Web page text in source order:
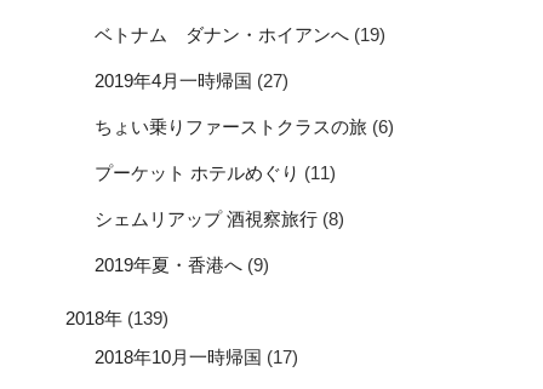
ベトナム ダナン・ホイアンへ (19)
2019年4月一時帰国 (27)
ちょい乗りファーストクラスの旅 (6)
プーケット ホテルめぐり (11)
シェムリアップ 酒視察旅行 (8)
2019年夏・香港へ (9)
2018年 (139)
2018年10月一時帰国 (17)